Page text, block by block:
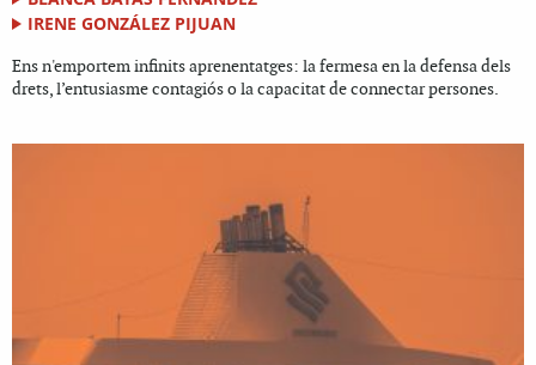
IRENE GONZÁLEZ PIJUAN
Ens n'emportem infinits aprenentatges: la fermesa en la defensa dels
drets, l’entusiasme contagiós o la capacitat de connectar persones.